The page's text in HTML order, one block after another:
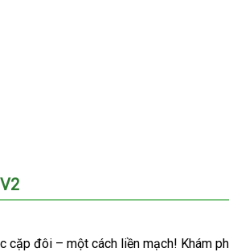
cặp đôi – một cách liền mạch! Khám